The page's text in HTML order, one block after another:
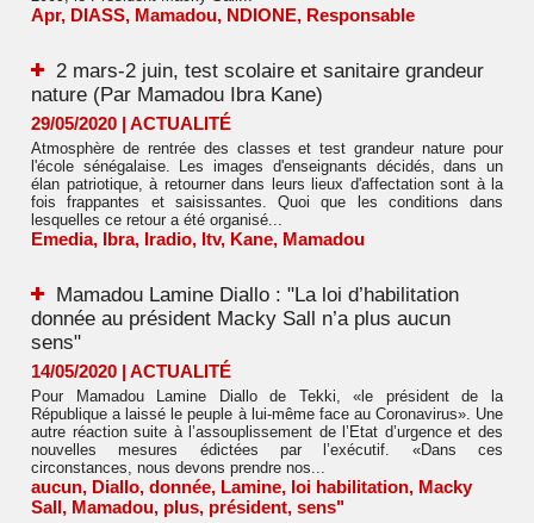
Apr, DIASS, Mamadou, NDIONE, Responsable
2 mars-2 juin, test scolaire et sanitaire grandeur
nature (Par Mamadou Ibra Kane)
29/05/2020 | ACTUALITÉ
Atmosphère de rentrée des classes et test grandeur nature pour
l'école sénégalaise. Les images d'enseignants décidés, dans un
élan patriotique, à retourner dans leurs lieux d'affectation sont à la
fois frappantes et saisissantes. Quoi que les conditions dans
lesquelles ce retour a été organisé...
Emedia, Ibra, Iradio, Itv, Kane, Mamadou
Mamadou Lamine Diallo : "La loi d’habilitation
donnée au président Macky Sall n’a plus aucun
sens"
14/05/2020 | ACTUALITÉ
Pour Mamadou Lamine Diallo de Tekki, «le président de la
République a laissé le peuple à lui-même face au Coronavirus». Une
autre réaction suite à l’assouplissement de l’Etat d’urgence et des
nouvelles mesures édictées par l’exécutif. «Dans ces
circonstances, nous devons prendre nos...
aucun, Diallo, donnée, Lamine, loi habilitation, Macky
Sall, Mamadou, plus, président, sens"